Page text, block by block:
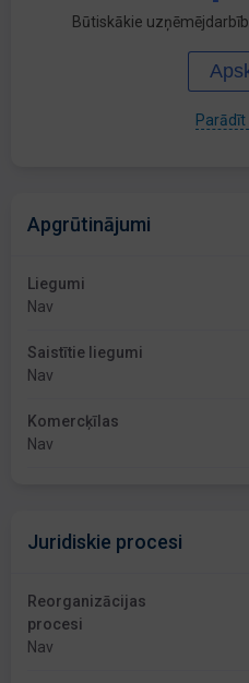
Būtiskākie
Apgrūtinājumi
Liegumi
Nav
Saistītie liegumi
Nav
Komercķīlas
Nav
Juridiskie procesi
Reorganizācijas
procesi
Nav